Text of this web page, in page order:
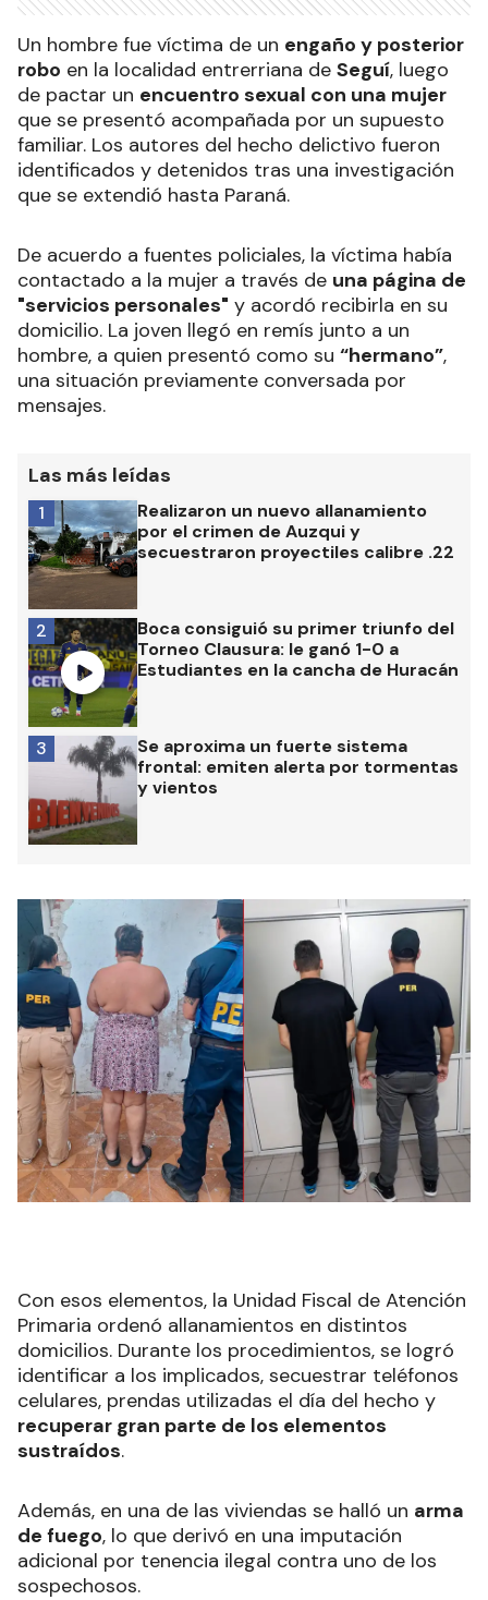
Un hombre fue víctima de un engaño y posterior
robo en la localidad entrerriana de Seguí, luego
de pactar un encuentro sexual con una mujer
que se presentó acompañada por un supuesto
familiar. Los autores del hecho delictivo fueron
identificados y detenidos tras una investigación
que se extendió hasta Paraná.
De acuerdo a fuentes policiales, la víctima había
contactado a la mujer a través de una página de
"servicios personales" y acordó recibirla en su
domicilio. La joven llegó en remís junto a un
hombre, a quien presentó como su “hermano”,
una situación previamente conversada por
mensajes.
Las más leídas
Realizaron un nuevo allanamiento
por el crimen de Auzqui y
secuestraron proyectiles calibre .22
1
Boca consiguió su primer triunfo del
Torneo Clausura: le ganó 1-0 a
Estudiantes en la cancha de Huracán
2
Se aproxima un fuerte sistema
frontal: emiten alerta por tormentas
y vientos
3
Con esos elementos, la Unidad Fiscal de Atención
Primaria ordenó allanamientos en distintos
domicilios. Durante los procedimientos, se logró
identificar a los implicados, secuestrar teléfonos
celulares, prendas utilizadas el día del hecho y
recuperar gran parte de los elementos
sustraídos.
Además, en una de las viviendas se halló un arma
de fuego, lo que derivó en una imputación
adicional por tenencia ilegal contra uno de los
sospechosos.